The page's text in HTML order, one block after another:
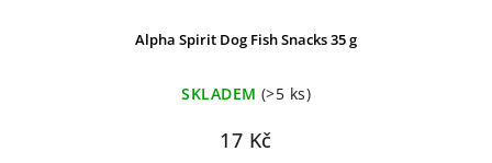
Alpha Spirit Dog Fish Snacks 35 g
SKLADEM (>5 ks)
17 Kč